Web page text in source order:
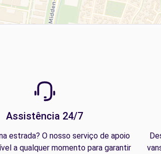
Assistência 24/7
estrada? O nosso serviço de apoio
a qualquer momento para garantir